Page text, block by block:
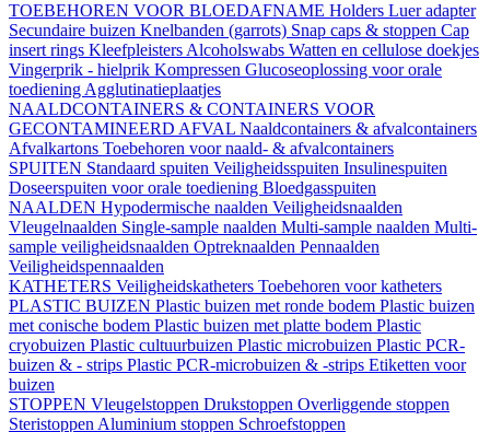
TOEBEHOREN VOOR BLOEDAFNAME Holders Luer adapter
Secundaire buizen Knelbanden (garrots) Snap caps & stoppen Cap
insert rings Kleefpleisters Alcoholswabs Watten en cellulose doekjes
Vingerprik - hielprik Kompressen Glucoseoplossing voor orale
toediening Agglutinatieplaatjes
NAALDCONTAINERS & CONTAINERS VOOR
GECONTAMINEERD AFVAL Naaldcontainers & afvalcontainers
Afvalkartons Toebehoren voor naald- & afvalcontainers
SPUITEN Standaard spuiten Veiligheidsspuiten Insulinespuiten
Doseerspuiten voor orale toediening Bloedgasspuiten
NAALDEN Hypodermische naalden Veiligheidsnaalden
Vleugelnaalden Single-sample naalden Multi-sample naalden Multi-
sample veiligheidsnaalden Optreknaalden Pennaalden
Veiligheidspennaalden
KATHETERS Veiligheidskatheters Toebehoren voor katheters
PLASTIC BUIZEN Plastic buizen met ronde bodem Plastic buizen
met conische bodem Plastic buizen met platte bodem Plastic
cryobuizen Plastic cultuurbuizen Plastic microbuizen Plastic PCR-
buizen & - strips Plastic PCR-microbuizen & -strips Etiketten voor
buizen
STOPPEN Vleugelstoppen Drukstoppen Overliggende stoppen
Steristoppen Aluminium stoppen Schroefstoppen